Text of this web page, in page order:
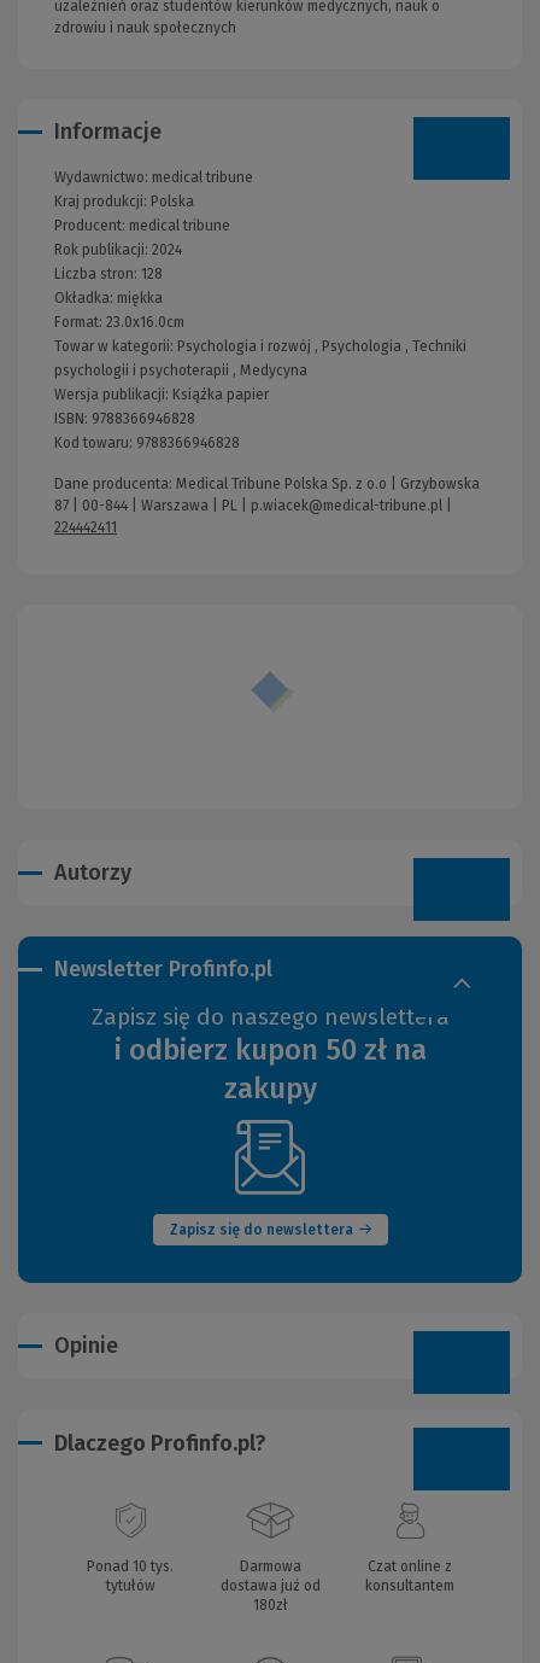
uzależnień oraz studentów kierunków medycznych, nauk o
zdrowiu i nauk społecznych
Informacje
Wydawnictwo: medical tribune
Kraj produkcji: Polska
Producent: medical tribune
Rok publikacji: 2024
Liczba stron: 128
Okładka: miękka
Format: 23.0x16.0cm
Towar w kategorii: Psychologia i rozwój , Psychologia , Techniki
psychologii i psychoterapii , Medycyna
Wersja publikacji: Książka papier
ISBN: 9788366946828
Kod towaru: 9788366946828
Dane producenta: Medical Tribune Polska Sp. z o.o | Grzybowska
87 | 00-844 | Warszawa | PL | p.wiacek@medical-tribune.pl
224442411
Autorzy
Newsletter Profinfo.pl
Zapisz się do naszego newslettera
i odbierz kupon 50 zł na
zakupy
Zapisz się do newslettera
(Nowe
okno)
Opinie
Dlaczego Profinfo.pl?
Ponad 10 tys.
tytułów
Darmowa
dostawa już od
180zł
Czat online z
konsultantem